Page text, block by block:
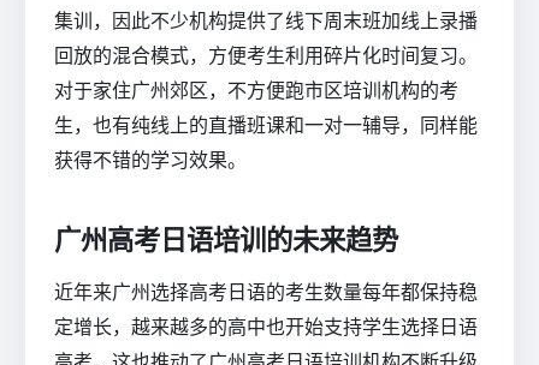
集训，因此不少机构提供了线下周末班加线上录播
回放的混合模式，方便考生利用碎片化时间复习。
对于家住广州郊区，不方便跑市区培训机构的考
生，也有纯线上的直播班课和一对一辅导，同样能
获得不错的学习效果。
广州高考日语培训的未来趋势
近年来广州选择高考日语的考生数量每年都保持稳
定增长，越来越多的高中也开始支持学生选择日语